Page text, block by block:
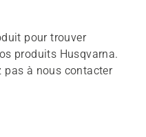
pour trouver
produits Husqvarna.
pas à nous contacter